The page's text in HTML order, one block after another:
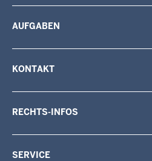
AUFGABEN
KONTAKT
RECHTS-INFOS
SERVICE